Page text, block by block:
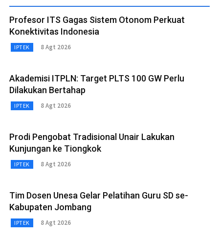
Profesor ITS Gagas Sistem Otonom Perkuat
Konektivitas Indonesia
IPTEK 8 Agt 2026
Akademisi ITPLN: Target PLTS 100 GW Perlu
Dilakukan Bertahap
IPTEK 8 Agt 2026
Prodi Pengobat Tradisional Unair Lakukan
Kunjungan ke Tiongkok
IPTEK 8 Agt 2026
Tim Dosen Unesa Gelar Pelatihan Guru SD se-
Kabupaten Jombang
IPTEK 8 Agt 2026